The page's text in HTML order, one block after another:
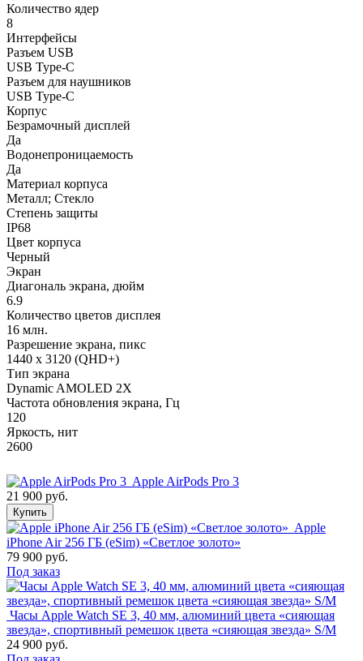
Количество ядер
8
Интерфейсы
Разъем USB
USB Type-C
Разъем для наушников
USB Type-C
Корпус
Безрамочный дисплей
Да
Водонепроницаемость
Да
Материал корпуса
Металл; Стекло
Степень защиты
IP68
Цвет корпуса
Черный
Экран
Диагональ экрана, дюйм
6.9
Количество цветов дисплея
16 млн.
Разрешение экрана, пикс
1440 x 3120 (QHD+)
Тип экрана
Dynamic AMOLED 2X
Частота обновления экрана, Гц
120
Яркость, нит
2600
Apple AirPods Pro 3
21 900 руб.
Купить
Apple
iPhone Air 256 ГБ (eSim) «Светлое золото»
79 900 руб.
Под заказ
Часы Apple Watch SE 3, 40 мм, алюминий цвета «сияющая
звезда», спортивный ремешок цвета «сияющая звезда» S/M
24 900 руб.